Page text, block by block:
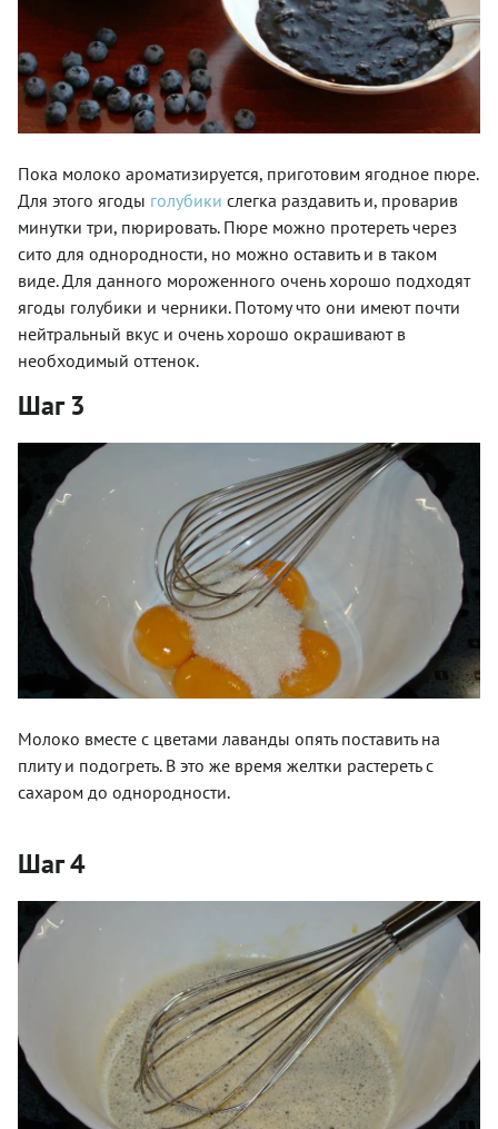
Пока молоко ароматизируется, приготовим ягодное пюре.
Для этого ягоды голубики слегка раздавить и, проварив
минутки три, пюрировать. Пюре можно протереть через
сито для однородности, но можно оставить и в таком
виде. Для данного мороженного очень хорошо подходят
ягоды голубики и черники. Потому что они имеют почти
нейтральный вкус и очень хорошо окрашивают в
необходимый оттенок.
Шаг 3
Молоко вместе с цветами лаванды опять поставить на
плиту и подогреть. В это же время желтки растереть с
сахаром до однородности.
Шаг 4